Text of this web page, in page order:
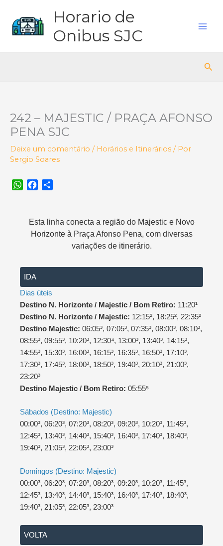
Horario de
Onibus SJC
242 – MAJESTIC / PRAÇA AFONSO
PENA SJC
Deixe um comentário / Horários e Itinerários / Por
Sergio Soares
W
e
o
r
Esta linha conecta a região do Majestic e Novo
Horizonte à Praça Afonso Pena, com diversas
variações de itinerário.
IDA
Dias úteis
Destino N. Horizonte / Majestic / Bom Retiro: 11:20¹
Destino N. Horizonte / Majestic: 12:15², 18:25², 22:35²
Destino Majestic: 06:05³, 07:05³, 07:35³, 08:00³, 08:10³,
08:55³, 09:55³, 10:20³, 12:30⁴, 13:00³, 13:40³, 14:15³,
14:55³, 15:30³, 16:00³, 16:15³, 16:35³, 16:50³, 17:10³,
17:30³, 17:45³, 18:00³, 18:50³, 19:40³, 20:10³, 21:00³,
23:20³
Destino Majestic / Bom Retiro: 05:55⁵
Sábados (Destino: Majestic)
00:00³, 06:20³, 07:20³, 08:20³, 09:20³, 10:20³, 11:45³,
12:45³, 13:40³, 14:40³, 15:40³, 16:40³, 17:40³, 18:40³,
19:40³, 21:05³, 22:05³, 23:00³
Domingos (Destino: Majestic)
00:00³, 06:20³, 07:20³, 08:20³, 09:20³, 10:20³, 11:45³,
12:45³, 13:40³, 14:40³, 15:40³, 16:40³, 17:40³, 18:40³,
19:40³, 21:05³, 22:05³, 23:00³
VOLTA